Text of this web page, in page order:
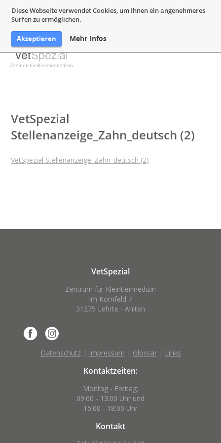
Diese Webseite verwendet Cookies, um Ihnen ein angenehmeres
Surfen zu ermöglichen.
Akzeptieren Mehr Infos
VetSpezial
Stellenanzeige_Zahn_deutsch (2)
VetSpezial Stellenanzeige_Zahn_deutsch (2)
VetSpezial
Zentrum für Kleintiermedizin
Im Kornfeld 7
31275 Lehrte - Ahlten
Datenschutz| Impressum | Glossar| Links
Kontaktzeiten:
Montag - Freitag:
09:00 - 13:00 Uhr und
15:00 - 18:00 Uhr
Kontakt